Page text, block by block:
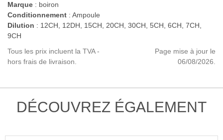
Marque : boiron
Conditionnement : Ampoule
Dilution : 12CH, 12DH, 15CH, 20CH, 30CH, 5CH, 6CH, 7CH,
9CH
Tous les prix incluent la TVA -
hors frais de livraison.
Page mise à jour le
06/08/2026.
DÉCOUVREZ ÉGALEMENT